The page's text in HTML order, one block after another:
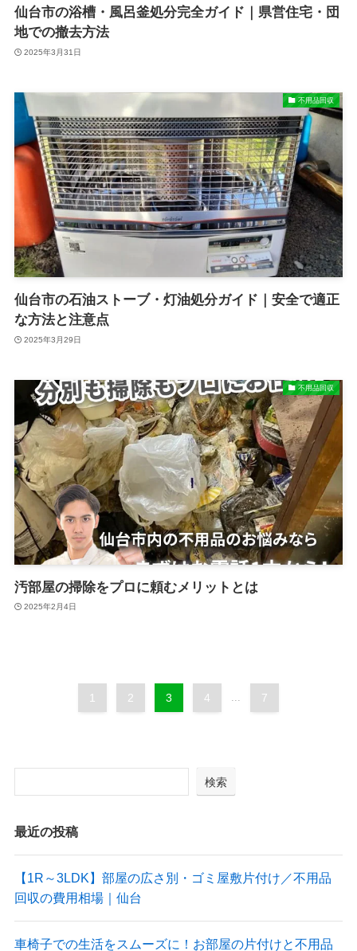
仙台市の浴槽・風呂釜処分完全ガイド｜県営住宅・団
地での撤去方法
2025年3月31日
不用品回収
仙台市の石油ストーブ・灯油処分ガイド｜安全で適正
な方法と注意点
2025年3月29日
不用品回収
汚部屋の掃除をプロに頼むメリットとは
2025年2月4日
1 2 3 4 7
検索
最近の投稿
【1R～3LDK】部屋の広さ別・ゴミ屋敷片付け／不用品
回収の費用相場｜仙台
車椅子での生活をスムーズに！お部屋の片付けと不用品